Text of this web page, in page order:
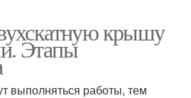
крышу
Этапы
выполняться работы, тем